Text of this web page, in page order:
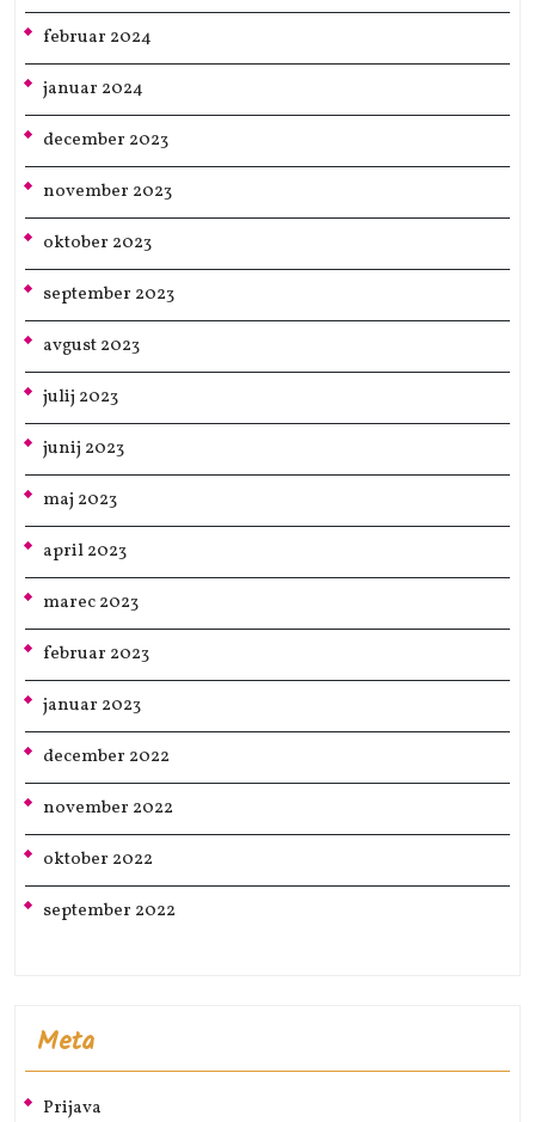
februar 2024
januar 2024
december 2023
november 2023
oktober 2023
september 2023
avgust 2023
julij 2023
junij 2023
maj 2023
april 2023
marec 2023
februar 2023
januar 2023
december 2022
november 2022
oktober 2022
september 2022
Meta
Prijava